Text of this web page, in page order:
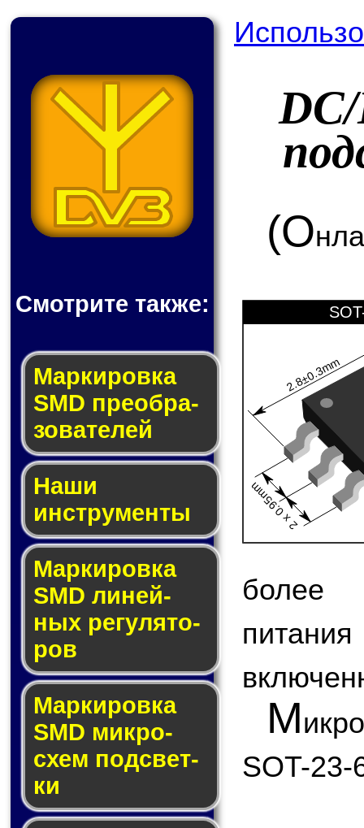
Смотрите также:
Мар­ки­ров­ка
SMD пре­об­ра­
зо­ва­те­лей
Наши
инструменты
Маркировка
SMD ли­ней­
ных ре­гу­ля­то­
ров
Маркировка
SMD мик­ро­
схем под­свет­
ки
(О
2.8±0.3mm
2 x 0.95mm
более
М
SOT-23-